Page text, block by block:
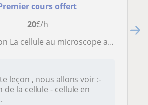
cours offert
20€/h
au microscope optique et électronique et rôles des organites cellulaires
leçon , nous allons voir :-
de la cellule - cellule en